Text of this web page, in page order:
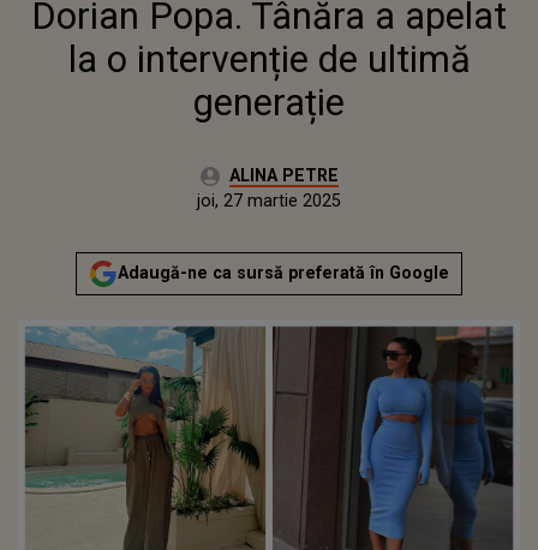
Dorian Popa. Tânăra a apelat
la o intervenție de ultimă
generație
Autor:ALINA PETRE
Publicat:
joi, 27 martie 2025
Adaugă-ne ca sursă preferată în Google